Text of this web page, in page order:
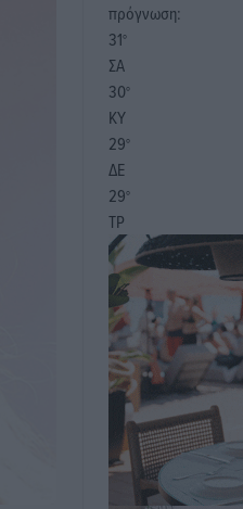
πρόγνωση:
31°
ΣΑ
30°
ΚΥ
29°
ΔΕ
29°
ΤΡ